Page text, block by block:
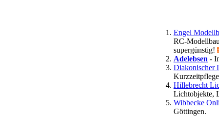
Engel
RC-
supergünstig!
Adelebsen -
Diakonischer
Hillebrecht
Lichtobjekte,
Wibbecke
Göttingen.